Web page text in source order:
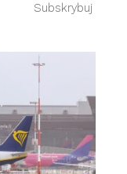
Subskrybuj